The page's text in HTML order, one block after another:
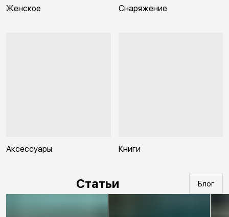
Женское Снаряжение
Аксессуары Книги
Статьи Блог